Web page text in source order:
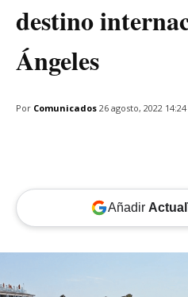
destino
Ángeles
Por Comunicados 26 agosto, 2022 14:24
Añadir